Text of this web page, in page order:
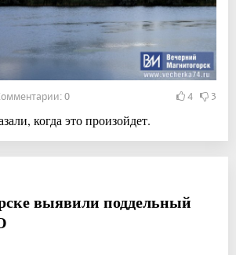
0 4 3
когда это произойдет.
выявили поддельный